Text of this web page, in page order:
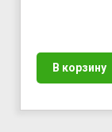
В корзину